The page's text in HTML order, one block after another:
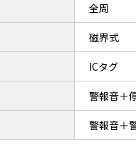
全周
磁界式
ICタグ
警報音＋
警報音＋